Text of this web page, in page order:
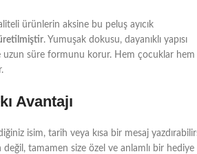
ürünlerin aksine bu peluş ayıcık
. Yumuşak dokusu, dayanıklı yapısı
uzun süre formunu korur. Hem çocuklar
Avantajı
isim, tarih veya kısa bir mesaj
değil, tamamen size özel ve anlamlı bir